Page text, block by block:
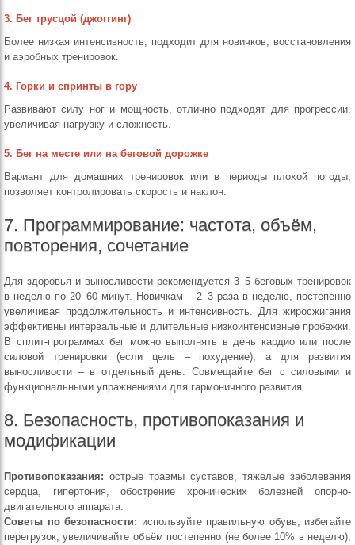
3. Бег трусцой (джоггинг)
Более низкая интенсивность, подходит для новичков, восстановления
и аэробных тренировок.
4. Горки и спринты в гору
Развивают силу ног и мощность, отлично подходят для прогрессии,
увеличивая нагрузку и сложность.
5. Бег на месте или на беговой дорожке
Вариант для домашних тренировок или в периоды плохой погоды;
позволяет контролировать скорость и наклон.
7. Программирование: частота, объём,
повторения, сочетание
Для здоровья и выносливости рекомендуется 3–5 беговых тренировок
в неделю по 20–60 минут. Новичкам – 2–3 раза в неделю, постепенно
увеличивая продолжительность и интенсивность. Для жиросжигания
эффективны интервальные и длительные низкоинтенсивные пробежки.
В сплит-программах бег можно выполнять в день кардио или после
силовой тренировки (если цель – похудение), а для развития
выносливости – в отдельный день. Совмещайте бег с силовыми и
функциональными упражнениями для гармоничного развития.
8. Безопасность, противопоказания и
модификации
Противопоказания: острые травмы суставов, тяжелые заболевания
сердца, гипертония, обострение хронических болезней опорно-
двигательного аппарата.
Советы по безопасности: используйте правильную обувь, избегайте
перегрузок, увеличивайте объём постепенно (не более 10% в неделю),